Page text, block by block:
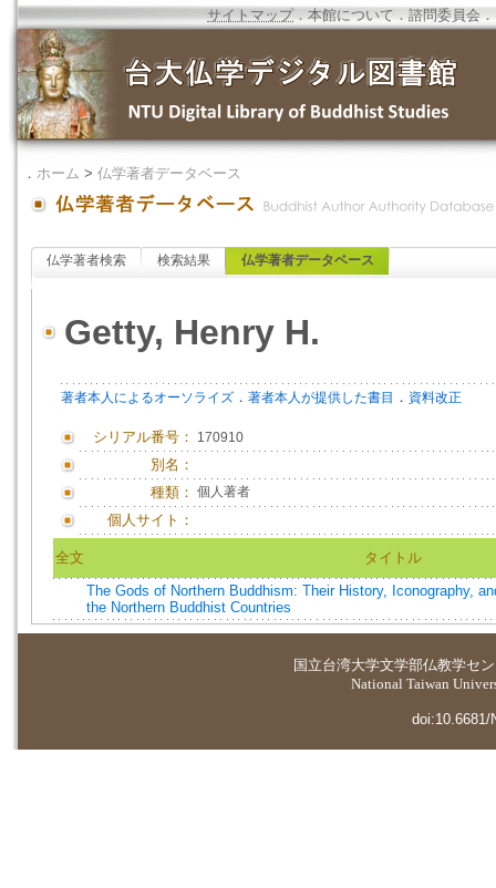
サイトマップ．本館について ．諮問委員会 ．
． ホーム > 仏学著者データベース
仏学著者検索 検索結果 仏学著者データベース
Getty, Henry H.
著者本人によるオーソライズ ． 著者本人が提供した書目 ． 資料改正
シリアル番号： 170910
別名：
種類： 個人著者
個人サイト：
全文
タイトル
The Gods of Northern Buddhism: Their History, Iconography,
the Northern Buddhist Countries
国立台湾大学文学部仏教学セ
National Taiwan
doi:10.6681/